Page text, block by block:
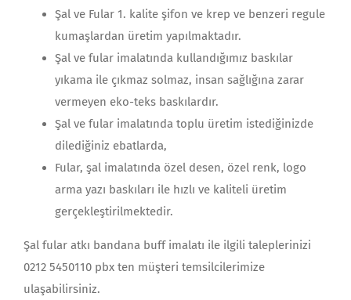
Şal ve Fular 1. kalite şifon ve krep ve benzeri regule
kumaşlardan üretim yapılmaktadır.
Şal ve fular imalatında kullandığımız baskılar
yıkama ile çıkmaz solmaz, insan sağlığına zarar
vermeyen eko-teks baskılardır.
Şal ve fular imalatında toplu üretim istediğinizde
dilediğiniz ebatlarda,
Fular, şal imalatında özel desen, özel renk, logo
arma yazı baskıları ile hızlı ve kaliteli üretim
gerçekleştirilmektedir.
Şal fular atkı bandana buff imalatı ile ilgili taleplerinizi
0212 5450110 pbx ten müşteri temsilcilerimize
ulaşabilirsiniz.